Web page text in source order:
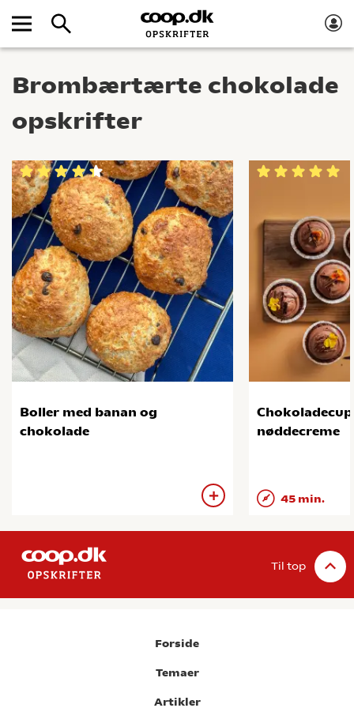
Brombærtærte chokolade
opskrifter
Boller med banan og
chokolade
nøddecreme
45 min.
Til top
Forside
Temaer
Artikler